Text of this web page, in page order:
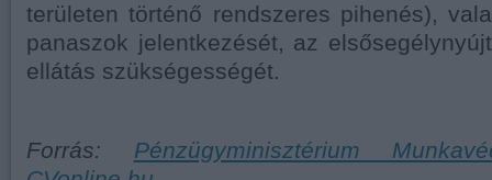
területen történő rendszeres pihenés),
panaszok jelentkezését, az
ellátás szükségességét.
Forrás: Pénzügyminisztérium